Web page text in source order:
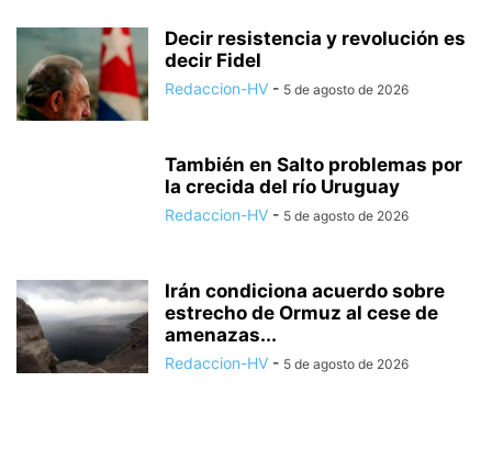
Decir resistencia y revolución es
decir Fidel
Redaccion-HV - 5 de agosto de 2026
También en Salto problemas por
la crecida del río Uruguay
Redaccion-HV - 5 de agosto de 2026
Irán condiciona acuerdo sobre
estrecho de Ormuz al cese de
amenazas...
Redaccion-HV - 5 de agosto de 2026